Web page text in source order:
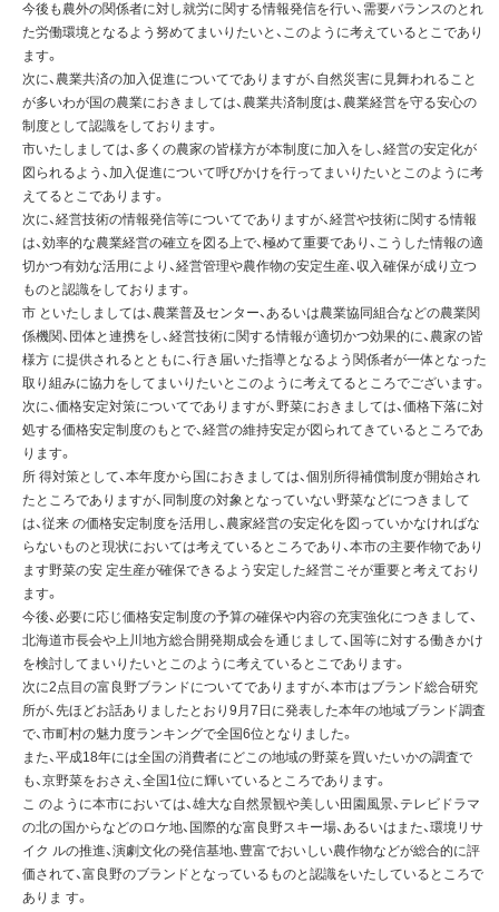
今後も農外の関係者に対し就労に関する情報発信を行い、需要バランスのとれ
た労働環境となるよう努めてまいりたいと、このように考えているとこであり
ます。
次に、農業共済の加入促進についてでありますが、自然災害に見舞われること
が多いわが国の農業におきましては、農業共済制度は、農業経営を守る安心の
制度として認識をしております。
市いたしましては、多くの農家の皆様方が本制度に加入をし、経営の安定化が
図られるよう、加入促進について呼びかけを行ってまいりたいとこのように考
えてるとこであります。
次に、経営技術の情報発信等についてでありますが、経営や技術に関する情報
は、効率的な農業経営の確立を図る上で、極めて重要であり、こうした情報の適
切かつ有効な活用により、経営管理や農作物の安定生産、収入確保が成り立つ
ものと認識をしております。
市 といたしましては、農業普及センター、あるいは農業協同組合などの農業関
係機関、団体と連携をし、経営技術に関する情報が適切かつ効果的に、農家の皆
様方 に提供されるとともに、行き届いた指導となるよう関係者が一体となった
取り組みに協力をしてまいりたいとこのように考えてるところでございます。
次に、価格安定対策についてでありますが、野菜におきましては、価格下落に対
処する価格安定制度のもとで、経営の維持安定が図られてきているところであ
ります。
所 得対策として、本年度から国におきましては、個別所得補償制度が開始され
たところでありますが、同制度の対象となっていない野菜などにつきまして
は、従来 の価格安定制度を活用し、農家経営の安定化を図っていかなければな
らないものと現状においては考えているところであり、本市の主要作物であり
ます野菜の安 定生産が確保できるよう安定した経営こそが重要と考えており
ます。
今後、必要に応じ価格安定制度の予算の確保や内容の充実強化につきまして、
北海道市長会や上川地方総合開発期成会を通じまして、国等に対する働きかけ
を検討してまいりたいとこのように考えているとこであります。
次に2点目の富良野ブランドについてでありますが、本市はブランド総合研究
所が、先ほどお話ありましたとおり9月7日に発表した本年の地域ブランド調査
で、市町村の魅力度ランキングで全国6位となりました。
また、平成18年には全国の消費者にどこの地域の野菜を買いたいかの調査で
も、京野菜をおさえ、全国1位に輝いているところであります。
こ のように本市においては、雄大な自然景観や美しい田園風景、テレビドラマ
の北の国からなどのロケ地、国際的な富良野スキー場、あるいはまた、環境リサ
イク ルの推進、演劇文化の発信基地、豊富でおいしい農作物などが総合的に評
価されて、富良野のブランドとなっているものと認識をいたしているところで
ありま す。